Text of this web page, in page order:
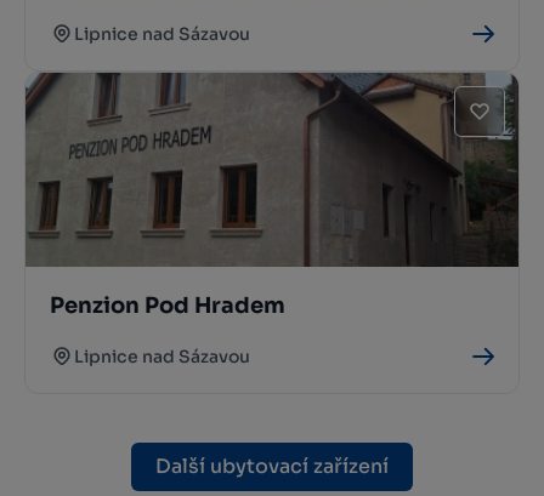
Lipnice nad Sázavou
Penzion Pod Hradem
Lipnice nad Sázavou
Další ubytovací zařízení